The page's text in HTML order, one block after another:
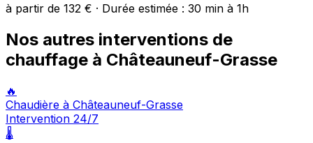
à partir de 132 € · Durée estimée : 30 min à 1h
Nos autres interventions de
chauffage à Châteauneuf-Grasse
🔥
Chaudière à Châteauneuf-Grasse
Intervention 24/7
🌡️